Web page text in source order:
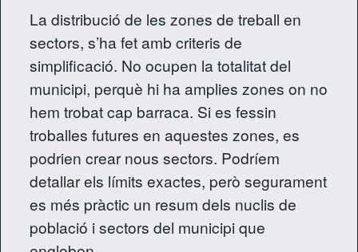
La distribució de les zones de treball en
sectors, s’ha fet amb criteris de
simplificació. No ocupen la totalitat del
municipi, perquè hi ha amplies zones on no
hem trobat cap barraca. Si es fessin
troballes futures en aquestes zones, es
podrien crear nous sectors. Podríem
detallar els límits exactes, però segurament
es més pràctic un resum dels nuclis de
població i sectors del municipi que